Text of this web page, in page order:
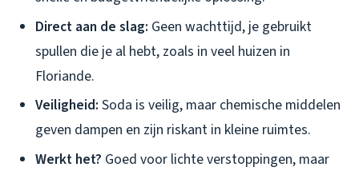
Direct aan de slag: Geen wachttijd, je gebruikt
spullen die je al hebt, zoals in veel huizen in
Floriande.
Veiligheid: Soda is veilig, maar chemische middelen
geven dampen en zijn riskant in kleine ruimtes.
Werkt het? Goed voor lichte verstoppingen, maar